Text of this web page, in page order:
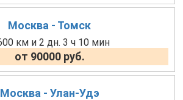
Москва - Томск
км и 2 дн. 3 ч 10 мин
от 90000 руб.
Москва - Улан-Удэ